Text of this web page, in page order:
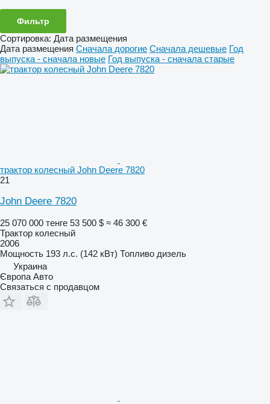
Фильтр
Сортировка: Дата размещения
Дата размещения Сначала дорогие Сначала дешевые Год
выпуска - сначала новые Год выпуска - сначала старые
трактор колесный John Deere 7820
21
John Deere 7820
25 070 000 тенге 53 500 $ ≈ 46 300 €
Трактор колесный
2006
Мощность 193 л.с. (142 кВт) Топливо дизель
Украина
Європа Авто
Связаться с продавцом